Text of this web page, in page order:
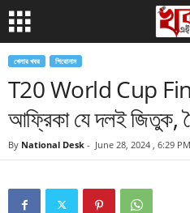
খেলার খবর শিরোনাম
T20 World Cup
আফ্রিকা যে দলই জিতুক,
By National Desk - June 28, 2024 , 6:29 PM